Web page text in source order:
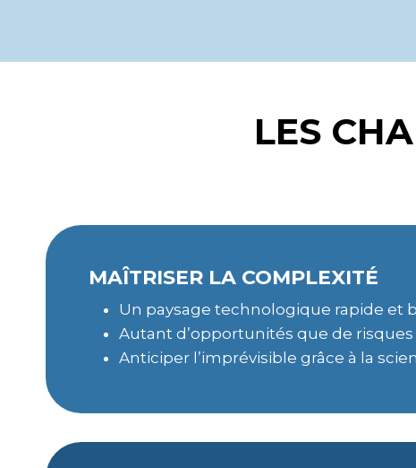
LES
MAÎTRISER LA COMPLEXITÉ
Un paysage technologique rapide et
Autant d’opportunités que de risques
Anticiper l’imprévisible grâce à la